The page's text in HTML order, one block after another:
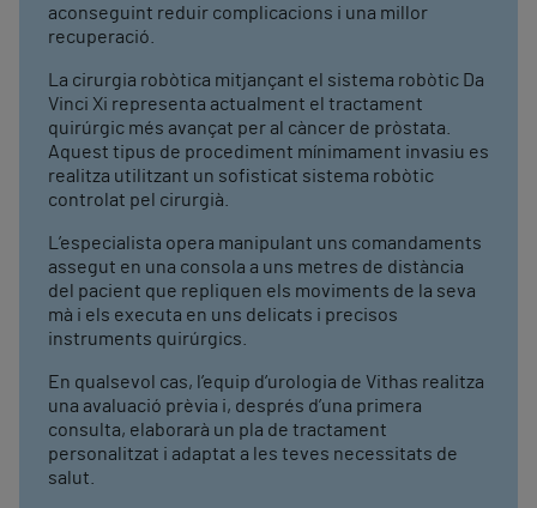
aconseguint reduir complicacions i una millor
recuperació.
La cirurgia robòtica mitjançant el sistema robòtic Da
Vinci Xi representa actualment el tractament
quirúrgic més avançat per al càncer de pròstata.
Aquest tipus de procediment mínimament invasiu es
realitza utilitzant un sofisticat sistema robòtic
controlat pel cirurgià.
L’especialista opera manipulant uns comandaments
assegut en una consola a uns metres de distància
del pacient que repliquen els moviments de la seva
mà i els executa en uns delicats i precisos
instruments quirúrgics.
En qualsevol cas, l’equip d’urologia de Vithas realitza
una avaluació prèvia i, després d’una primera
consulta, elaborarà un pla de tractament
personalitzat i adaptat a les teves necessitats de
salut.